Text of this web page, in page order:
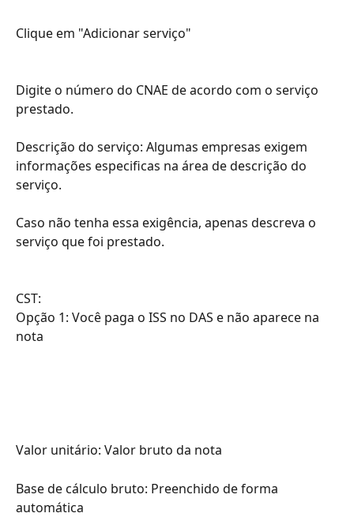
Clique em "Adicionar serviço"
Digite o número do CNAE de acordo com o serviço
prestado.
Descrição do serviço: Algumas empresas exigem
informações especificas na área de descrição do
serviço.
Caso não tenha essa exigência, apenas descreva o
serviço que foi prestado.
CST:
Opção 1: Você paga o ISS no DAS e não aparece na
nota
Valor unitário: Valor bruto da nota
Base de cálculo bruto: Preenchido de forma
automática